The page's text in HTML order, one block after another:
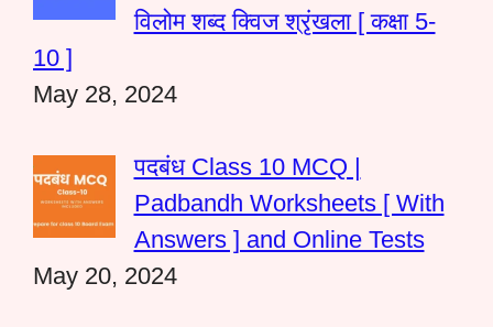
विलोम शब्द क्विज श्रृंखला [ कक्षा 5-
10 ]
May 28, 2024
पदबंध Class 10 MCQ |
Padbandh Worksheets [ With
Answers ] and Online Tests
May 20, 2024